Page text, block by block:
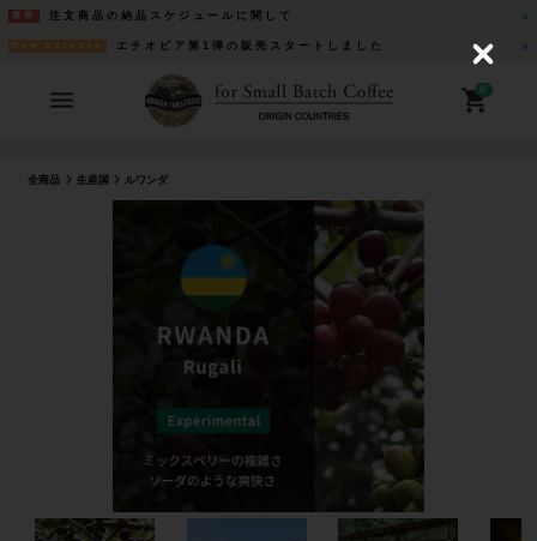
注文商品の納品スケジュールに関して
New Release エチオピア第1弾の販売スタートしました
0
全商品 生産国 ルワンダ
C
o
s
e